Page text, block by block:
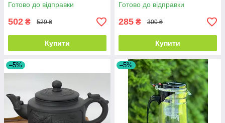
Готово до відправки
502 ₴ 529 ₴
Купити
Готово до відправки
285 ₴ 300 ₴
Купити
–5% –5%